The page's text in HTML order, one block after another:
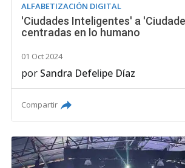
ALFABETIZACIÓN DIGITAL
'Ciudades Inteligentes' a
centradas en lo humano
01 Oct 2024
por Sandra Defelipe Díaz
Compartir